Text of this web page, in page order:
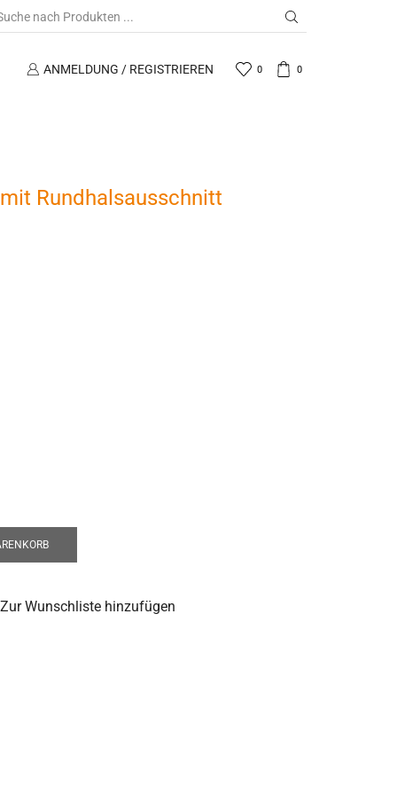
ANMELDUNG / REGISTRIEREN 0 0
Rundhalsausschnitt
Zur Wunschliste hinzufügen